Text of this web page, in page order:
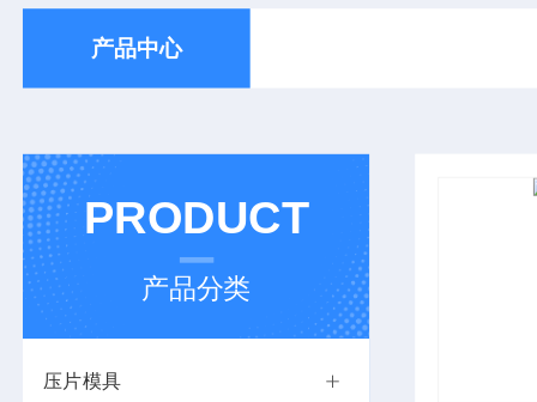
产品中心
PRODUCT
产品分类
压片模具